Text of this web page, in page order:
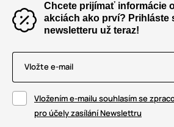
Chcete prijímať informácie
akciách ako prví? Prihláste
newsletteru už teraz!
Vložte e-mail
Vložením e-mailu souhlasím se
pro účely zasílání Newslettru